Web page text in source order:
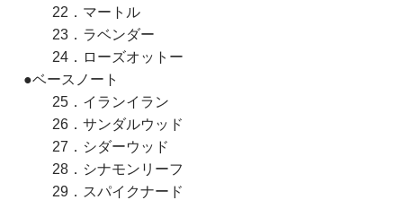
22．マートル
23．ラベンダー
24．ローズオットー
●ベースノート
25．イランイラン
26．サンダルウッド
27．シダーウッド
28．シナモンリーフ
29．スパイクナード